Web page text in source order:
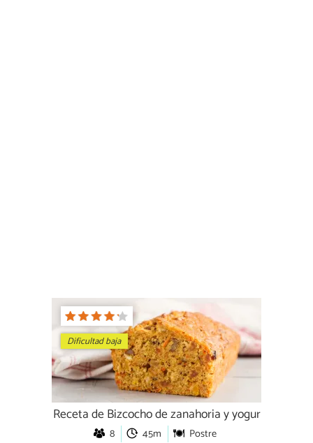
Dificultad baja
Receta de Bizcocho de zanahoria y yogur
8 45m Postre